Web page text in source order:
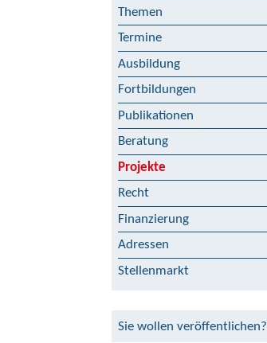
Themen
Termine
Ausbildung
Fortbildungen
Publikationen
Beratung
Projekte
Recht
Finanzierung
Adressen
Stellenmarkt
Sie wollen veröffentlichen?